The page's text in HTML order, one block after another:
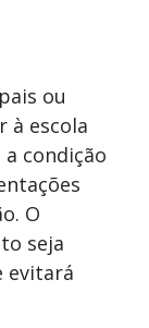
ou
à escola
condição
O
seja
evitará